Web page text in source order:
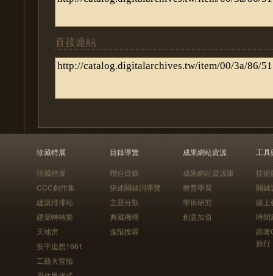
直接連結
珍藏特展
珍藏特展
CCC創作集
建築排排站
建築轉轉樂
天地宮
安平追想1661
工藝大冒險
目錄導覽
聯合目錄
快速關鍵詞導覽
主題分類
典藏機構
進階搜尋
成果網站資源
成果網站資源庫
教育學習
學術研究
創意加值
工具
技術
關鍵
線上
時間
跟
旅行